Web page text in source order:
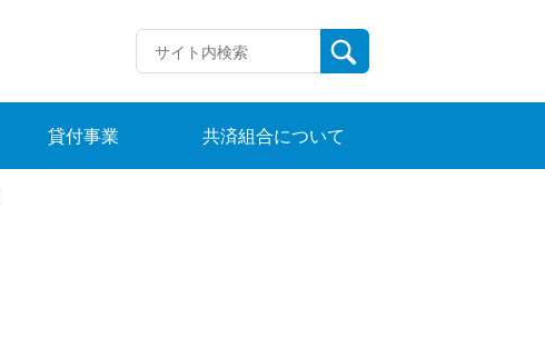
貸付事業 共済組合について